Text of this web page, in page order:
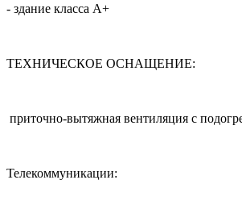
- здание класса А+
ТЕХНИЧЕСКОЕ ОСНАЩЕНИЕ:
приточно-вытяжная вентиляция с
Телекоммуникации: